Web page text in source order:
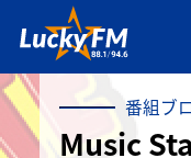
番組ブ
Music